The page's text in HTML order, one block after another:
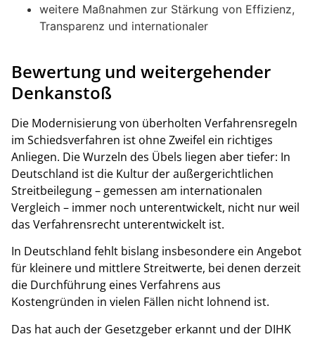
weitere Maßnahmen zur Stärkung von Effizienz,
Transparenz und internationaler
Bewertung und weitergehender
Denkanstoß
Die Modernisierung von überholten Verfahrensregeln
im Schiedsverfahren ist ohne Zweifel ein richtiges
Anliegen. Die Wurzeln des Übels liegen aber tiefer: In
Deutschland ist die Kultur der außergerichtlichen
Streitbeilegung – gemessen am internationalen
Vergleich – immer noch unterentwickelt, nicht nur weil
das Verfahrensrecht unterentwickelt ist.
In Deutschland fehlt bislang insbesondere ein Angebot
für kleinere und mittlere Streitwerte, bei denen derzeit
die Durchführung eines Verfahrens aus
Kostengründen in vielen Fällen nicht lohnend ist.
Das hat auch der Gesetzgeber erkannt und der DIHK